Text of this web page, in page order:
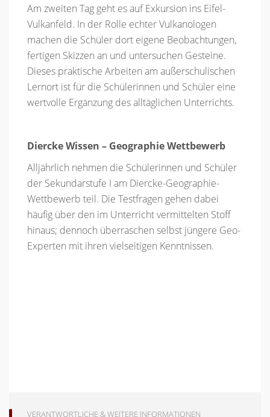
Am zweiten Tag geht es auf Exkursion ins Eifel-
Vulkanfeld. In der Rolle echter Vulkanologen
machen die Schüler dort eigene Beobachtungen,
fertigen Skizzen an und untersuchen Gesteine.
Dieses praktische Arbeiten am außerschulischen
Lernort ist für die Schülerinnen und Schüler eine
wertvolle Ergänzung des alltäglichen Unterrichts.
Diercke Wissen – Geographie Wettbewerb
Alljährlich nehmen die Schülerinnen und Schüler
der Sekundarstufe I am Diercke-Geographie-
Wettbewerb teil. Die Testfragen gehen dabei
häufig über den im Unterricht vermittelten Stoff
hinaus; dennoch überraschen selbst jüngere Geo-
Experten mit ihren vielseitigen Kenntnissen.
VERANTWORTLICHE & WEITERE INFORMATIONEN